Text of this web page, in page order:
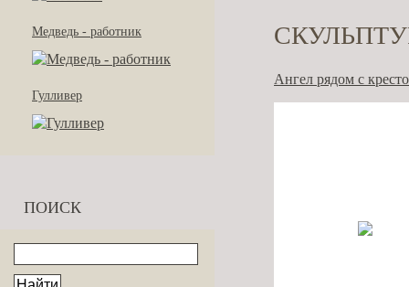
Медведь - работник
Гулливер
ПОИСК
Ангел рядом с